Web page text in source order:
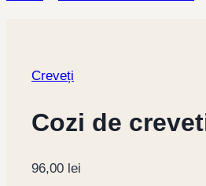
Creveți
Cozi de
96,00 lei